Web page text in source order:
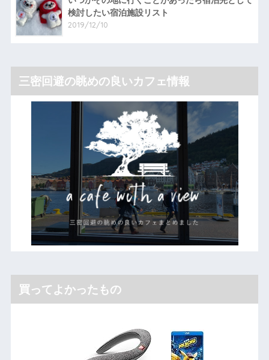
検討したい宿泊施設リスト
2019/12/10
三密回避の眺めの良いカフェ情報
買ってよかったもの